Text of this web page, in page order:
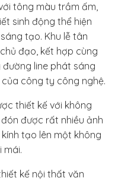
tông màu trầm ấm,
sinh động thể hiện
tạo. Khu lễ tân
đạo, kết hợp cùng
line phát sáng
công ty công nghệ.
thiết kế với không
được rất nhiều ảnh
tạo lên một không
mái.
kế nội thất văn